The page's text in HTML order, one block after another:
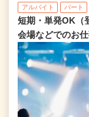
アルバイト パート
短期・単発OK（
会場などでのお